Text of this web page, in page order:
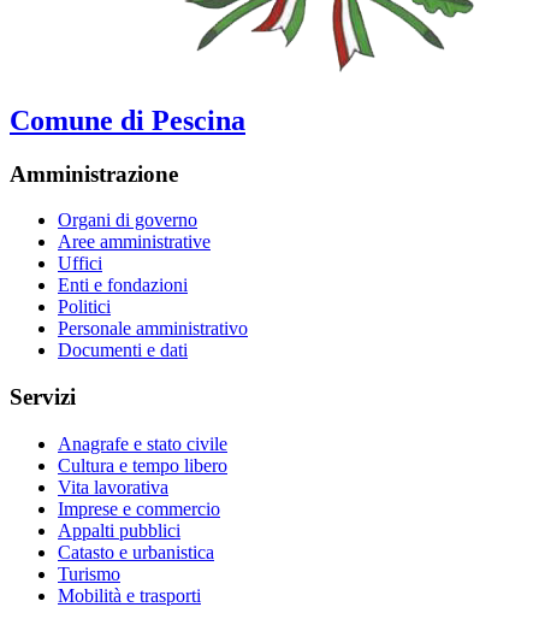
Comune di Pescina
Amministrazione
Organi di governo
Aree amministrative
Uffici
Enti e fondazioni
Politici
Personale amministrativo
Documenti e dati
Servizi
Anagrafe e stato civile
Cultura e tempo libero
Vita lavorativa
Imprese e commercio
Appalti pubblici
Catasto e urbanistica
Turismo
Mobilità e trasporti